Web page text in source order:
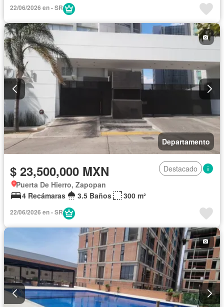
22/06/2026 en - SR
Departamento
$ 23,500,000 MXN
Destacado
Puerta De Hierro, Zapopan
4 Recámaras
3.5 Baños 300 m²
22/06/2026 en - SR